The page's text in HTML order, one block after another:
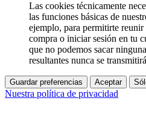
Las cookies técnicamente
las funciones básicas de
ejemplo, para permitirte reunir
compra o iniciar sesión en tu
que no podemos sacar
resultantes nunca se
Guardar preferencias Aceptar
Nuestra política de privacidad